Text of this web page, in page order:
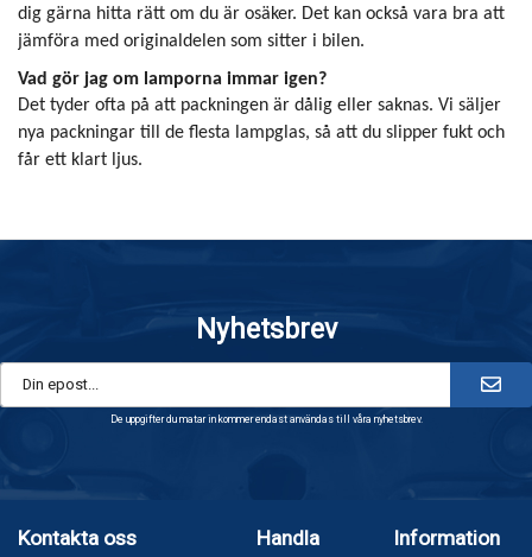
dig gärna hitta rätt om du är osäker. Det kan också vara bra att
jämföra med originaldelen som sitter i bilen.
Vad gör jag om lamporna immar igen?
Det tyder ofta på att packningen är dålig eller saknas. Vi säljer
nya packningar till de flesta lampglas, så att du slipper fukt och
får ett klart ljus.
Nyhetsbrev
De uppgifter du matar in kommer endast användas till våra nyhetsbrev.
Kontakta oss Handla Information